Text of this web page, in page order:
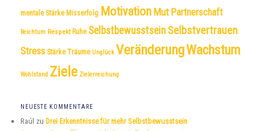
mentale Stärke Misserfolg Motivation Mut Partnerschaft
Reichtum Respekt Ruhe Selbstbewusstsein Selbstvertrauen
Stress Stärke Träume Unglück VeränderungWachstum
Wohlstand Ziele Zielerreichung
NEUESTE KOMMENTARE
Raúl zuDrei Erkenntnisse für mehr Selbstbewusstsein